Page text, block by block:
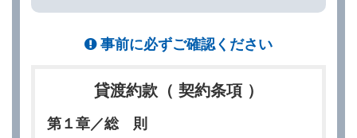
事前に必ずご確認ください
貸渡約款（ 契約条項 ）
第１章／総 則